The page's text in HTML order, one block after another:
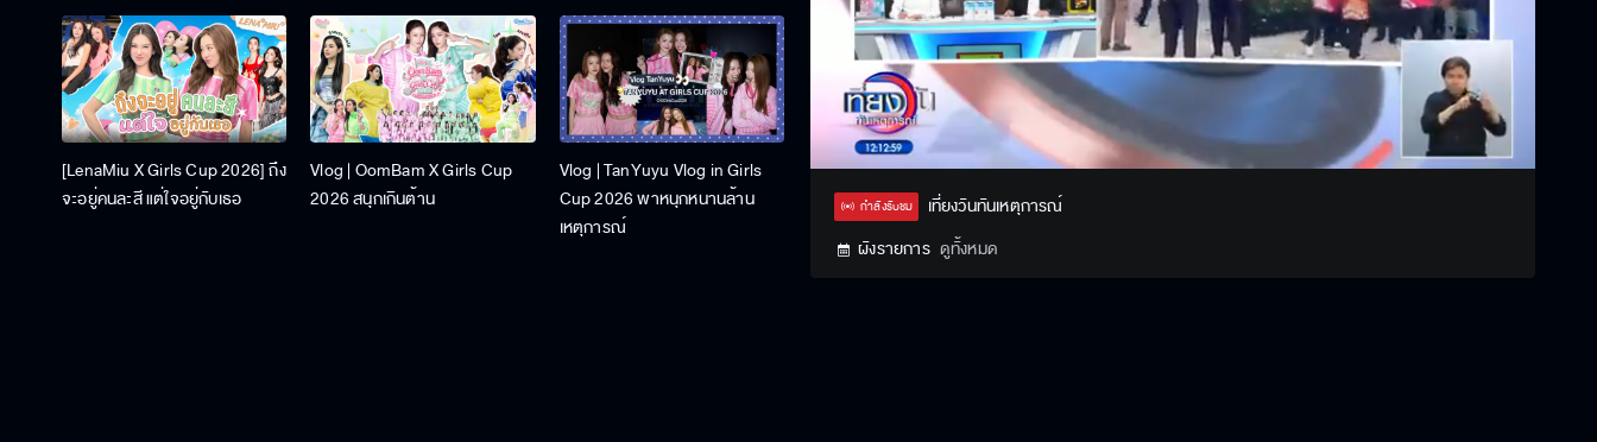
[LenaMiu X Girls Cup 2026] ถึง
จะอยู่คนละสี แต่ใจอยู่กับเธอ
Vlog | OomBam X Girls Cup
2026 สนุกเกินต้าน
Vlog | TanYuyu Vlog in Girls
Cup 2026 พาหนุกหนานล้าน
เหตุการณ์
UnmuteStream
Type
Settings
กำลังรับชม
เที่ยงวันทันเหตุการณ์
ผังรายการ ดูทั้งหมด